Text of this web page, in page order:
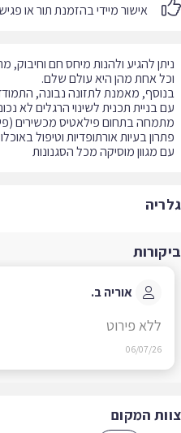
אישור מיידי בהזמנת תור או פגישה
להגיע ולהנות מיחס חם וחיבוק,
בעיות אורתופדיות וטיפול
מגוון מוסיקה מכל הסגנונות
אוריה ב.
ללא פירוט
06/07/26
המקום